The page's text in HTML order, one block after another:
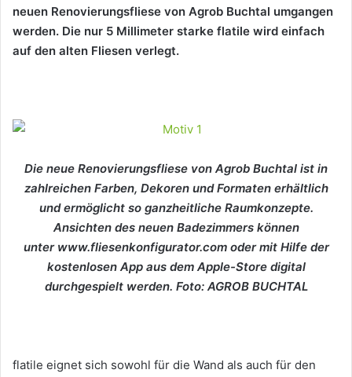
neuen Renovierungsfliese von Agrob Buchtal umgangen
werden. Die nur 5 Millimeter starke flatile wird einfach
auf den alten Fliesen verlegt.
Die neue Renovierungsfliese von Agrob Buchtal ist in
zahlreichen Farben, Dekoren und Formaten erhältlich
und ermöglicht so ganzheitliche Raumkonzepte.
Ansichten des neuen Badezimmers können
unter www.fliesenkonfigurator.com oder mit Hilfe der
kostenlosen App aus dem Apple-Store digital
durchgespielt werden. Foto: AGROB BUCHTAL
flatile eignet sich sowohl für die Wand als auch für den